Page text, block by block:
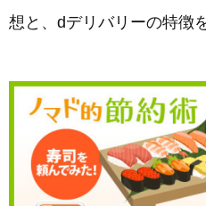
想と、dデリバリーの特徴